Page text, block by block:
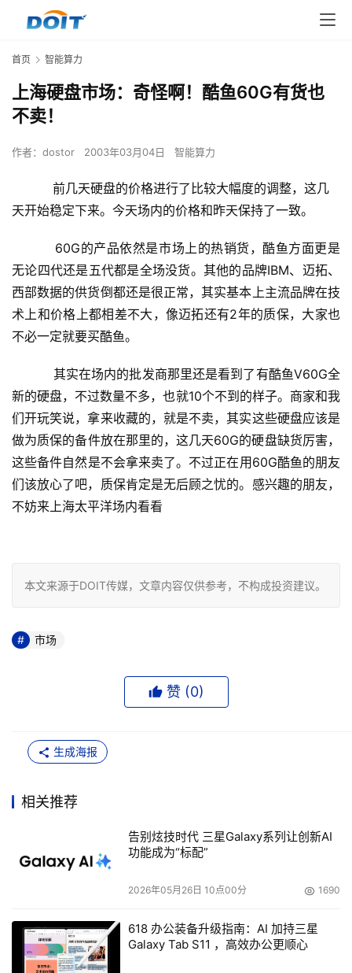
首页 智能算力
上海硬盘市场：奇怪啊！酷鱼60G有货也
不卖！
作者： dostor 2003年03月04日 智能算力
前几天硬盘的价格进行了比较大幅度的调整，这几
天开始稳定下来。今天场内的价格和昨天保持了一致。
60G的产品依然是市场上的热销货，酷鱼方面更是
无论四代还是五代都是全场没货。其他的品牌IBM、迈拓、
西部数据的供货倒都还是很正常，其实基本上主流品牌在技
术上和价格上都相差不大，像迈拓还有2年的质保，大家也
不必一定就要买酷鱼。
其实在场内的批发商那里还是看到了有酷鱼V60G全
新的硬盘，不过数量不多，也就10个不到的样子。商家和我
们开玩笑说，拿来收藏的，就是不卖，其实这些硬盘应该是
做为质保的备件放在那里的，这几天60G的硬盘缺货厉害，
这些备件自然是不会拿来卖了。不过正在用60G酷鱼的朋友
们该放心了吧，质保肯定是无后顾之忧的。感兴趣的朋友，
不妨来上海太平洋场内看看
本文来源于DOIT传媒，文章内容仅供参考，不构成投资建议。
市场
赞 (0)
生成海报
相关推荐
告别炫技时代 三星Galaxy系列让创新AI
功能成为“标配”
2026年05月26日 10点00分 1690
618 办公装备升级指南：AI 加持三星
Galaxy Tab S11 ，高效办公更顺心